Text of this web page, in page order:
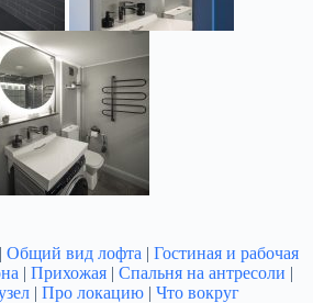
| Общий вид лофта | Гостиная и рабочая
| Прихожая | Спальня на антресоли |
| Про локацию | Что вокруг